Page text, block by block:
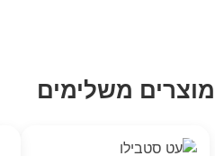
מוצרים משלימים